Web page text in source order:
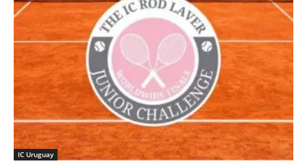
IC Uruguay